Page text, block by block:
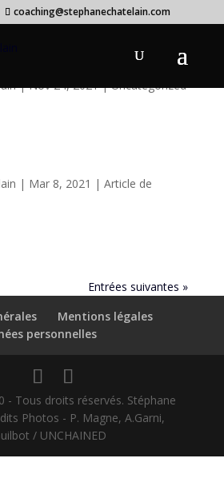
coaching@stephanechatelain.com
|Nov 24, 2021|Uncategorized
| Mar 8, 2021 | Article de
Entrées suivantes »
Mentions légales
personnelles
- Tous droits réservés. Stéphane
Photos - P. Magne, A.Garni,
/ UNCHAINED